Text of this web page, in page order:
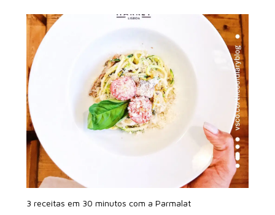
3 receitas em 30 minutos com a Parmalat